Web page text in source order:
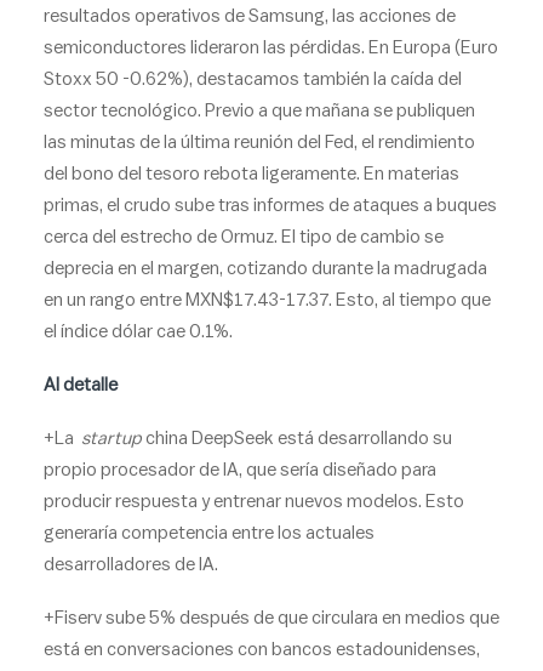
resultados operativos de Samsung, las acciones de
semiconductores lideraron las pérdidas. En Europa (Euro
Stoxx 50 -0.62%), destacamos también la caída del
sector tecnológico. Previo a que mañana se publiquen
las minutas de la última reunión del Fed, el rendimiento
del bono del tesoro rebota ligeramente. En materias
primas, el crudo sube tras informes de ataques a buques
cerca del estrecho de Ormuz. El tipo de cambio se
deprecia en el margen, cotizando durante la madrugada
en un rango entre MXN$17.43-17.37. Esto, al tiempo que
el índice dólar cae 0.1%.
A l detalle
+La startup china DeepSeek está desarrollando su
propio procesador de IA, que sería diseñado para
producir respuesta y entrenar nuevos modelos. Esto
generaría competencia entre los actuales
desarrolladores de IA.
+Fiserv sube 5% después de que circulara en medios que
está en conversaciones con bancos estadounidenses,